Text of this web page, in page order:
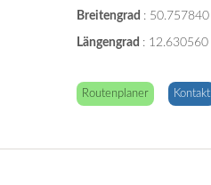
Breitengrad : 50.757840
Längengrad : 12.630560
Routenplaner Kontakt